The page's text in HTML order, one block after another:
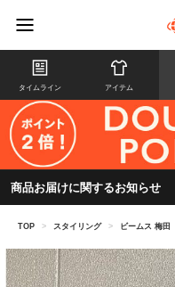
タイムライン アイテム
商品お届けに関するお知らせ
TOP > スタイリング > ビームス 梅田